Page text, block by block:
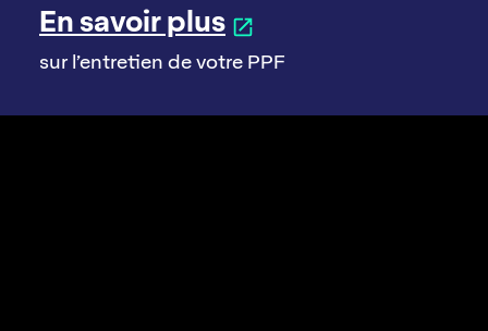
En savoir plus
sur l’entretien de votre PPF